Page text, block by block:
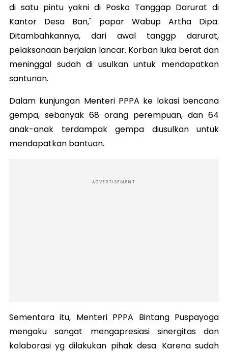
di satu pintu yakni di Posko Tanggap Darurat di
Kantor Desa Ban," papar Wabup Artha Dipa.
Ditambahkannya, dari awal tanggp darurat,
pelaksanaan berjalan lancar. Korban luka berat dan
meninggal sudah di usulkan untuk mendapatkan
santunan.
Dalam kunjungan Menteri PPPA ke lokasi bencana
gempa, sebanyak 68 orang perempuan, dan 64
anak-anak terdampak gempa diusulkan untuk
mendapatkan bantuan.
ADVERTISEMENT
Sementara itu, Menteri PPPA Bintang Puspayoga
mengaku sangat mengapresiasi sinergitas dan
kolaborasi yg dilakukan pihak desa. Karena sudah